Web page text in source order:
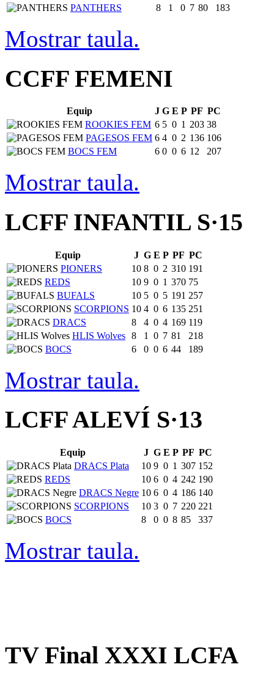
PANTHERS
8 1 0 7 80 183
Mostrar taula.
CCFF FEMENI
Equip J G E P PF PC
ROOKIES FEM 6 5 0 1 203 38
PAGESOS FEM 6 4 0 2 136 106
BOCS FEM
6 0 0 6 12 207
Mostrar taula.
LCFF INFANTIL S·15
Equip J G E P PF PC
PIONERS
10 8 0 2 310 191
REDS
10 9 0 1 370 75
BUFALS
10 5 0 5 191 257
SCORPIONS 10 4 0 6 135 251
DRACS
8 4 0 4 169 119
HLIS Wolves 8 1 0 7 81
218
BOCS
6 0 0 6 44 189
Mostrar taula.
LCFF ALEVÍ S·13
Equip J G E P PF PC
DRACS Plata
10 9 0 1 307 152
REDS
10 6 0 4 242 190
DRACS Negre 10 6 0 4 186 140
SCORPIONS
10 3 0 7 220 221
BOCS
8 0 0 8 85 337
Mostrar taula.
TV Final XXXI LCFA